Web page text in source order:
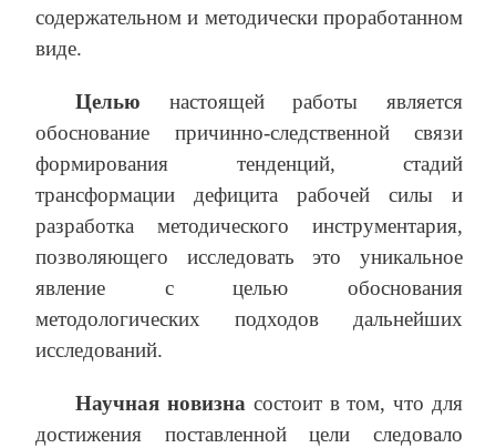
содержательном и методически проработанном
виде.
Целью настоящей работы является
обоснование причинно-следственной связи
формирования тенденций, стадий
трансформации дефицита рабочей силы и
разработка методического инструментария,
позволяющего исследовать это уникальное
явление с целью обоснования
методологических подходов дальнейших
исследований.
Научная новизна состоит в том, что для
достижения поставленной цели следовало